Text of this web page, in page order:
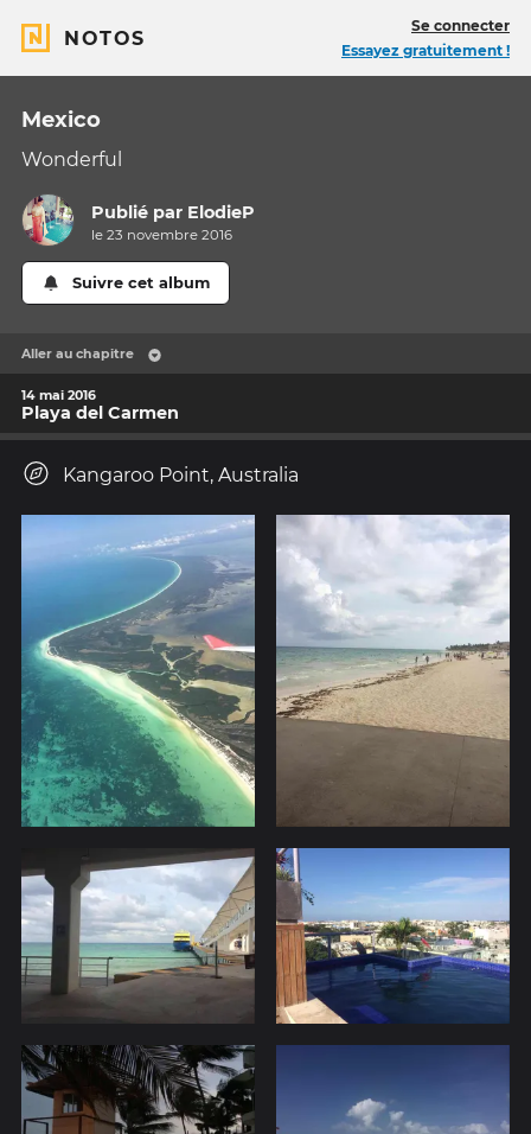
NOTOS
Se connecter
Essayez gratuitement !
Mexico
Wonderful
Publié par ElodieP
le 23 novembre 2016
Suivre cet album
Aller au chapitre
14 mai 2016
Playa del Carmen
Kangaroo Point, Australia